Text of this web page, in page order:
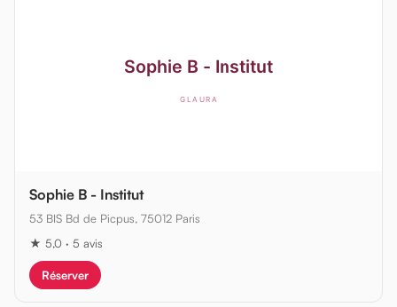
Sophie B - Institut
53 BIS Bd de Picpus, 75012 Paris
★ 5,0 · 5 avis
Réserver